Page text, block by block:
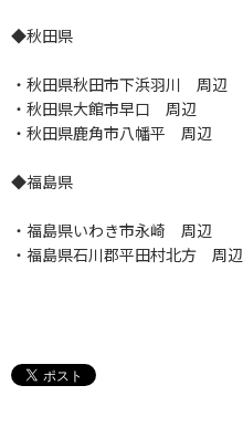
◆秋田県
・秋田県秋田市下浜羽川 周辺
・秋田県大館市早口 周辺
・秋田県鹿角市八幡平 周辺
◆福島県
・福島県いわき市永崎 周辺
・福島県石川郡平田村北方 周辺